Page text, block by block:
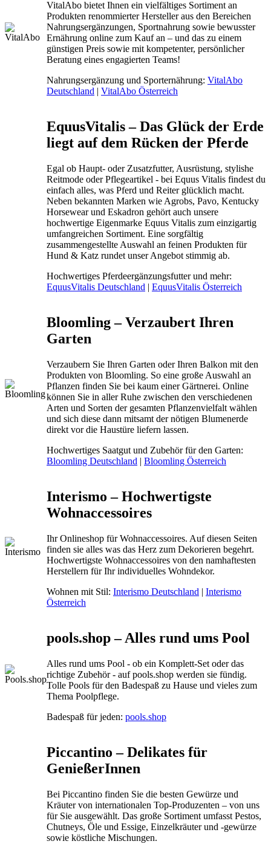
VitalAbo bietet Ihnen ein vielfältiges Sortiment an
Produkten renommierter Hersteller aus den Bereichen
Nahrungsergänzungen, Sportnahrung sowie bewusster
Ernährung online zum Kauf an – und das zu einem
günstigen Preis sowie mit kompetenter, persönlicher
Beratung eines engagierten Teams!
Nahrungsergänzung und Sporternährung: VitalAbo
Deutschland | VitalAbo Österreich
EquusVitalis – Das Glück der Erde
liegt auf dem Rücken der Pferde
Egal ob Haupt- oder Zusatzfutter, Ausrüstung, stylishe
Reitmode oder Pflegeartikel - bei Equus Vitalis findest du
einfach alles, was Pferd und Reiter glücklich macht.
Neben bekannten Marken wie Agrobs, Pavo, Kentucky
Horsewear und Eskadron gehört auch unsere
hochwertige Eigenmarke Equus Vitalis zum einzigartig
umfangreichen Sortiment. Eine sorgfältig
zusammengestellte Auswahl an feinen Produkten für
Hund & Katz rundet unser Angebot stimmig ab.
Hochwertiges Pferdeergänzungsfutter und mehr:
EquusVitalis Deutschland | EquusVitalis Österreich
Bloomling – Verzaubert Ihren
Garten
Verzaubern Sie Ihren Garten oder Ihren Balkon mit den
Produkten von Bloomling. So eine große Auswahl an
Pflanzen finden Sie bei kaum einer Gärtnerei. Online
können Sie in aller Ruhe zwischen den verschiedenen
Arten und Sorten der gesamten Pflanzenvielfalt wählen
und sich diese dann mitsamt der nötigen Blumenerde
direkt vor die Haustüre liefern lassen.
Hochwertiges Saatgut und Zubehör für den Garten:
Bloomling Deutschland | Bloomling Österreich
Interismo – Hochwertigste
Wohnaccessoires
Ihr Onlineshop für Wohnaccessoires. Auf diesen Seiten
finden sie alles was das Herz zum Dekorieren begehrt.
Hochwertigste Wohnaccessoires von den namhaftesten
Herstellern für Ihr individuelles Wohndekor.
Wohnen mit Stil: Interismo Deutschland | Interismo
Österreich
pools.shop – Alles rund ums Pool
Alles rund ums Pool - ob ein Komplett-Set oder das
richtige Zubehör - auf pools.shop werden sie fündig.
Tolle Pools für den Badespaß zu Hause und vieles zum
Thema Poolpflege.
Badespaß für jeden: pools.shop
Piccantino – Delikates für
GenießerInnen
Bei Piccantino finden Sie die besten Gewürze und
Kräuter von internationalen Top-Produzenten – von uns
für Sie ausgewählt. Das große Sortiment umfasst Pestos,
Chutneys, Öle und Essige, Einzelkräuter und -gewürze
sowie köstliche Mischungen.